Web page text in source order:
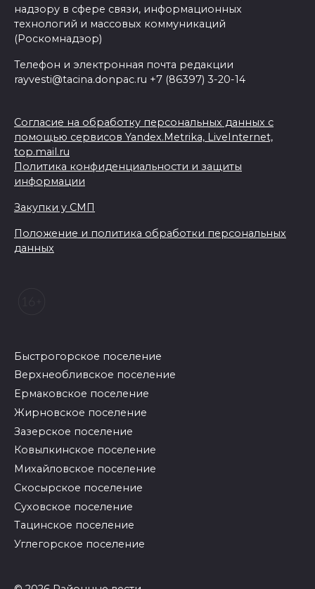
надзору в сфере связи, информационных
технологий и массовых коммуникаций
(Роскомнадзор)
Телефон и электронная почта редакции
rayvesti@tacina.donpac.ru +7 (86397) 3-20-14
Согласие на обработку персональных данных с
помощью сервисов Yandex.Metrika, LiveInternet,
top.mail.ru
Политика конфиденциальности и защиты
информации
Закупки у СМП
Положение и политика обработки персональных
данных
Быстрогорское поселение
Верхнеобливское поселение
Ермаковское поселение
Жирновское поселение
Зазерское поселение
Ковылкинское поселение
Михайловское поселение
Скосырское поселение
Суховское поселение
Тацинское поселение
Углегорское поселение